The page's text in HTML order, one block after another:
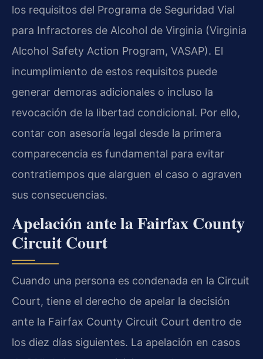
los requisitos del Programa de Seguridad Vial
para Infractores de Alcohol de Virginia (Virginia
Alcohol Safety Action Program, VASAP). El
incumplimiento de estos requisitos puede
generar demoras adicionales o incluso la
revocación de la libertad condicional. Por ello,
contar con asesoría legal desde la primera
comparecencia es fundamental para evitar
contratiempos que alarguen el caso o agraven
sus consecuencias.
Apelación ante la Fairfax County
Circuit Court
Cuando una persona es condenada en la Circuit
Court, tiene el derecho de apelar la decisión
ante la Fairfax County Circuit Court dentro de
los diez días siguientes. La apelación en casos